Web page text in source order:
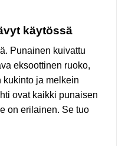
käytössä
Punainen kuivattu
eksoottinen ruoko,
kukinto ja melkein
ovat kaikki punaisen
on erilainen. Se tuo